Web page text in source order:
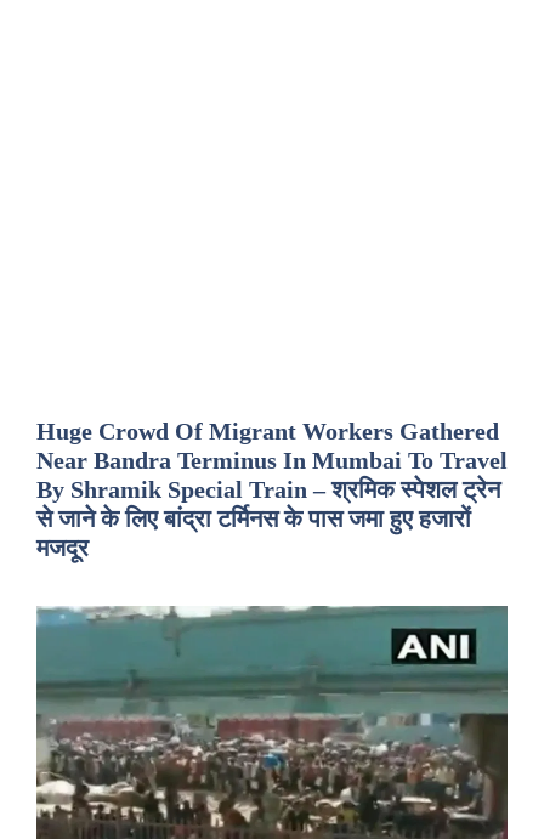
Huge Crowd Of Migrant Workers Gathered
Near Bandra Terminus In Mumbai To Travel
By Shramik Special Train – श्रमिक स्पेशल ट्रेन
से जाने के लिए बांद्रा टर्मिनस के पास जमा हुए हजारों
मजदूर